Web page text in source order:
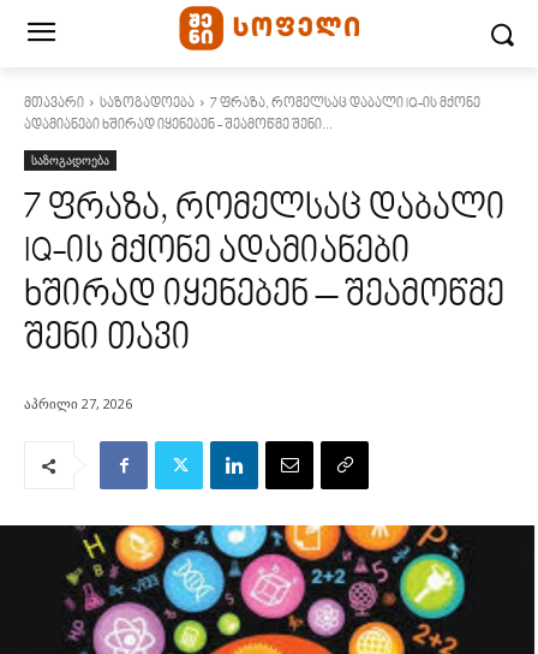
მთავარი საზოგადოება
7 ფრაზა, რომელსაც დაბალი IQ-ის მქონე
ადამიანები ხშირად იყენებენ - შეამოწმე შენი...
საზოგადოება
7 ფრაზა, რომელსაც დაბალი
IQ-ის მქონე ადამიანები
ხშირად იყენებენ – შეამოწმე
შენი თავი
აპრილი 27, 2026